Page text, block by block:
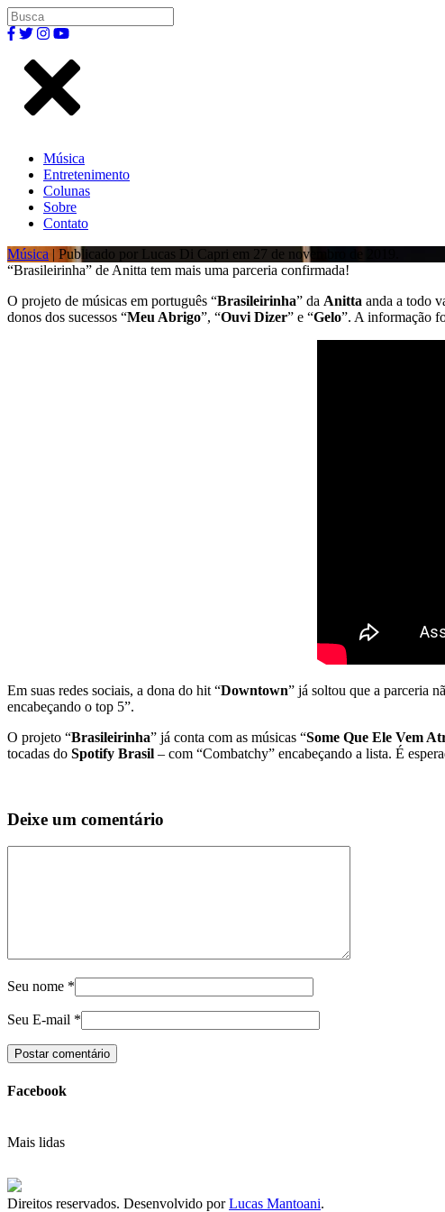
Música
Entretenimento
Colunas
Sobre
Contato
Música | Publicado por Lucas Di Capri em 27 de novembro de 2019.
“Brasileirinha” de Anitta tem mais uma parceria confirmada!
O projeto de músicas em português “Brasileirinha” da Anitta anda a todo
donos dos sucessos “Meu Abrigo”, “Ouvi Dizer” e “Gelo”. A informação
Em suas redes sociais, a dona do hit “Downtown” já soltou que a parceria
encabeçando o top 5”.
O projeto “Brasileirinha” já conta com as músicas “Some Que Ele Vem
tocadas do Spotify Brasil – com “Combatchy” encabeçando a lista. É
Deixe um comentário
Seu nome *
Seu E-mail *
Facebook
Mais lidas
Direitos reservados. Desenvolvido porLucas Mantoani.